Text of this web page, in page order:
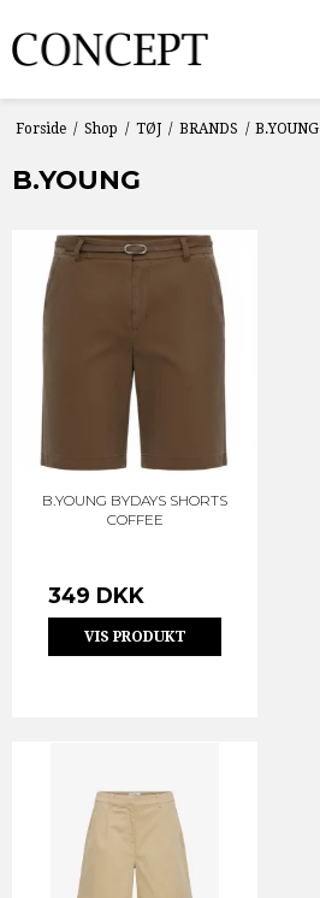
Forside / Shop / TØJ / BRANDS / B.YOUNG
B.YOUNG
B.YOUNG BYDAYS SHORTS
COFFEE
349 DKK
VIS PRODUKT